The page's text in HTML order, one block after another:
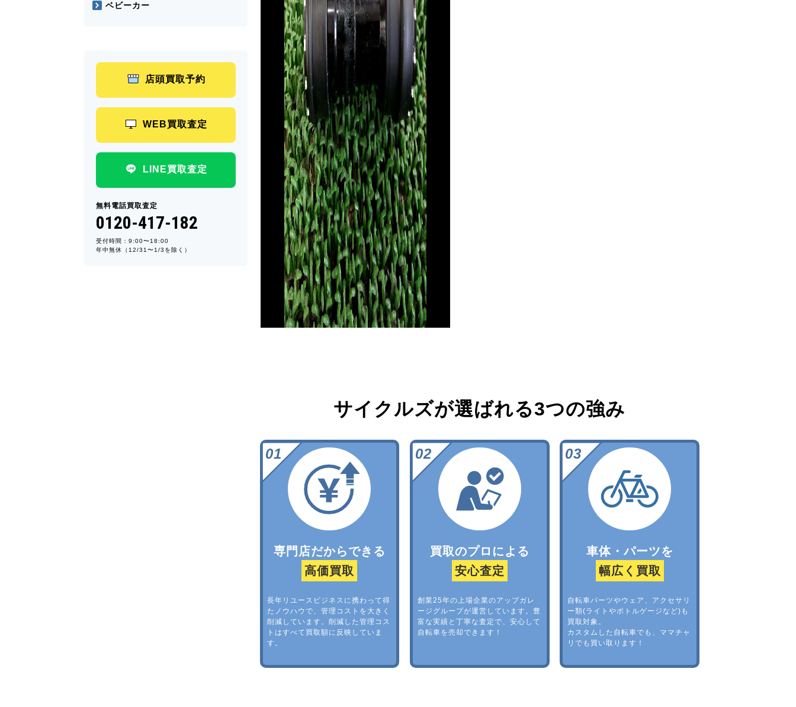
サイクルズが選ばれる3つの強み
専門店だからできる
高価買取
長年リユースビジネスに携わって得
たノウハウで、管理コストを大きく
削減しています。削減した管理コス
トはすべて買取額に反映していま
す。
買取のプロによる
安心査定
創業25年の上場企業のアップガレ
ージグループが運営しています。豊
富な実績と丁寧な査定で、安心して
自転車を売却できます！
車体・パーツを
幅広く買取
自転車パーツやウェア、アクセサリ
ー類(ライトやボトルゲージなど)も
買取対象。
カスタムした自転車でも、ママチャ
リでも買い取ります！
ベビーカー
店頭買取予約
WEB買取査定
LINE買取査定
無料電話買取査定
0120-417-182
受付時間：9:00〜18:00
年中無休（12/31〜1/3を除く）